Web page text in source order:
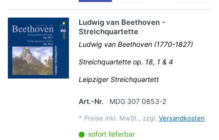
Ludwig van Beethoven -
Streichquartette
Ludwig van Beethoven (1770-1827)
Streichquartette op. 18, 1 & 4
Leipziger Streichquartett
Art.-Nr. MDG 307 0853-2
* Preise inkl. MwSt., zzgl. Versandkosten
sofort lieferbar